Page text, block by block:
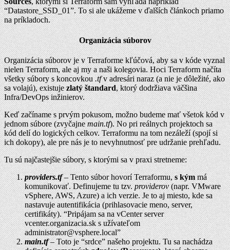
“Datastore_SSD_01”. To si ale ukážeme v ďalších článkoch priamo
na príkladoch.
Organizácia súborov
Organizácia súborov je v Terraforme kľúčová, aby sa v kóde vyznal
nielen Terraform, ale aj my a naši kolegovia. Hoci Terraform načíta
všetky súbory s koncovkou.tfv adresári naraz (a nie je dôležité, ako
sa volajú), existujezlatý štandard, ktorý dodržiava väčšina
Infra/DevOps inžinierov.
Keď začíname s prvým pokusom, možno budeme mať všetok kód v
jednom súbore (zvyčajnemain.tf). No pri reálnych projektoch sa
kód delí do logických celkov. Terraformu na tom nezáleží (spojí si
ich dokopy), ale pre nás je to nevyhnutnosť pre udržanie prehľadu.
Tu sú najčastejšie súbory, s ktorými sa v praxi stretneme:
providers.tf– Tento súbor hovorí Terraformu,s kýmmá
komunikovať. Definujeme tu tzv.providerov(napr. VMware
vSphere, AWS, Azure) a ich verzie. Je to aj miesto, kde sa
nastavuje autentifikácia (prihlasovacie meno, server,
certifikáty). “Pripájam sa na vCenter server
vcenter.organizacia.sk s užívateľom
administrator@vsphere.local”
main.tf– Toto je “srdce” našeho projektu. Tu sa nachádza